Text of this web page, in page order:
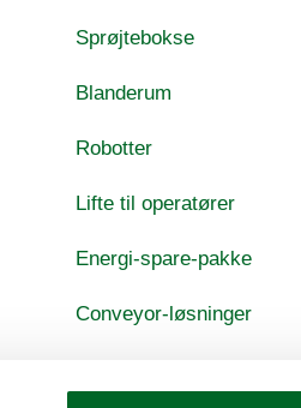
Sprøjtebokse
Blanderum
Robotter
Lifte til operatører
Energi-spare-pakke
Conveyor-løsninger